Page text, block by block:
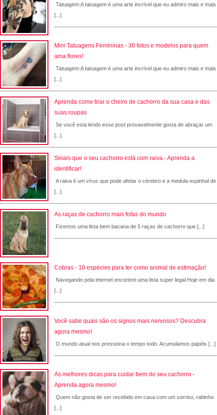
Tatuagem:A tatuagem é uma arte incrível que eu admiro mais e mais
[...]
Mini Tatuagens Femininas - 30 fotos e modelos para quem
ama flores!
Tatuagem:A tatuagem é uma arte incrível que eu admiro mais e mais
[...]
Aprenda como tirar o cheiro de cachorro da sua casa e das
suas roupas
Se você esta lendo esse post provavelmente gosta de abraçar um
[...]
Sinais que o seu cachorro está com raiva - Aprenda a
identificar!
A raiva é um vírus que pode afetar o cérebro e a medula espinhal de
[...]
As raças de cachorro mais fofas do mundo
Fizemos uma lista bem bacana de 5 raças de cachorro que [...]
Cobras - 10 espécies para ter como animal de estimação!
Navegando pela internet encontrei uma lista super legal.Hoje em dia
[...]
Você sabe quais são os signos mais nervosos? Descubra
agora mesmo!
O mundo atual nos pressiona o tempo todo. Acumulamos papéis [...]
As melhores dicas para cuidar bem do seu cachorro -
Aprenda agora mesmo!
Quem não gosta de ser recebido em casa com um sorriso, rabinho
[...]